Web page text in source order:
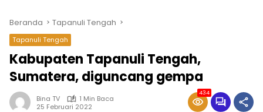
Beranda Tapanuli Tengah
Tapanuli Tengah
Kabupaten Tapanuli Tengah,
Sumatera, diguncang gempa
Bina TV
1 Min Baca
25 Februari 2022
434